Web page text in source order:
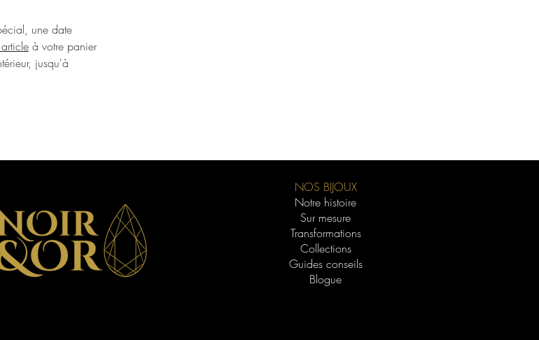
une date
à votre panier
jusqu'à
NOS BIJOUX
Notre histoire
Sur mesure
Transformations
Collections
Guides conseils
Blogue